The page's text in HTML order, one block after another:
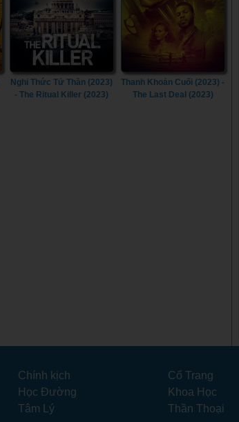
Nghi Thức Tử Thần (2023)
- The Ritual Killer (2023)
Thanh Khoản Cuối (2023) -
The Last Deal (2023)
Chính kịch Cổ Trang
Học Đường Khoa Học
Tâm Lý Thần Thoại